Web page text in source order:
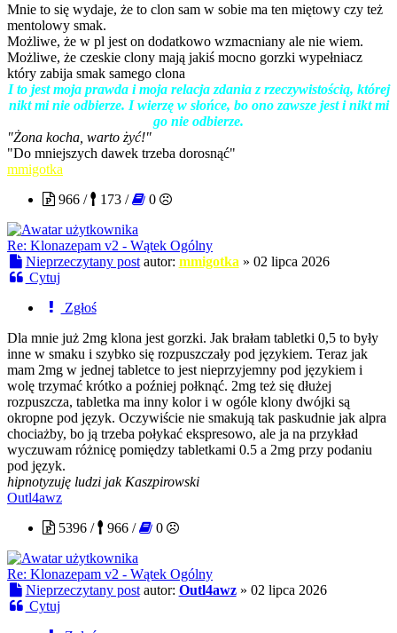
Mnie to się wydaje, że to clon sam w sobie ma ten miętowy czy też
mentolowy smak.
Możliwe, że w pl jest on dodatkowo wzmacniany ale nie wiem.
Możliwe, że czeskie clony mają jakiś mocno gorzki wypełniacz
który zabija smak samego clona
I to jest moja prawda i moja relacja zdania z rzeczywistością, której
nikt mi nie odbierze. I wierzę w słońce, bo ono zawsze jest i nikt mi
go nie odbierze.
"Żona kocha, warto żyć!"
"Do mniejszych dawek trzeba dorosnąć"
mmigotka
966 /
173 / 0
Re: Klonazepam v2 - Wątek Ogólny
Nieprzeczytany post autor: mmigotka » 02 lipca 2026
Cytuj
Zgłoś
Dla mnie już 2mg klona jest gorzki. Jak brałam tabletki 0,5 to były
inne w smaku i szybko się rozpuszczały pod językiem. Teraz jak
mam 2mg w jednej tabletce to jest nieprzyjemny pod językiem i
wolę trzymać krótko a poźniej połknąć. 2mg też się dłużej
rozpuszcza, tabletka ma inny kolor i w ogóle klony dwójki są
okropne pod język. Oczywiście nie smakują tak paskudnie jak alpra
chociażby, bo ją trzeba połykać ekspresowo, ale ja na przykład
wyczuwam różnicę pomiędzy tabletkami 0.5 a 2mg przy podaniu
pod język.
hipnotyzuję ludzi jak Kaszpirowski
Outl4awz
5396 /
966 / 0
Re: Klonazepam v2 - Wątek Ogólny
Nieprzeczytany post autor: Outl4awz» 02 lipca 2026
Cytuj